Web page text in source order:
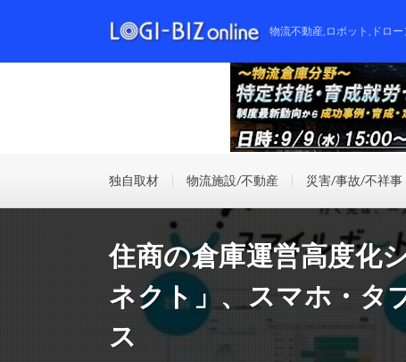
物流不動産,ロボット,ドロ
独自取材 物流施設/不動産 災害/事故/不祥事
住商の倉庫運営高度化
ネクト」、スマホ・タ
ス